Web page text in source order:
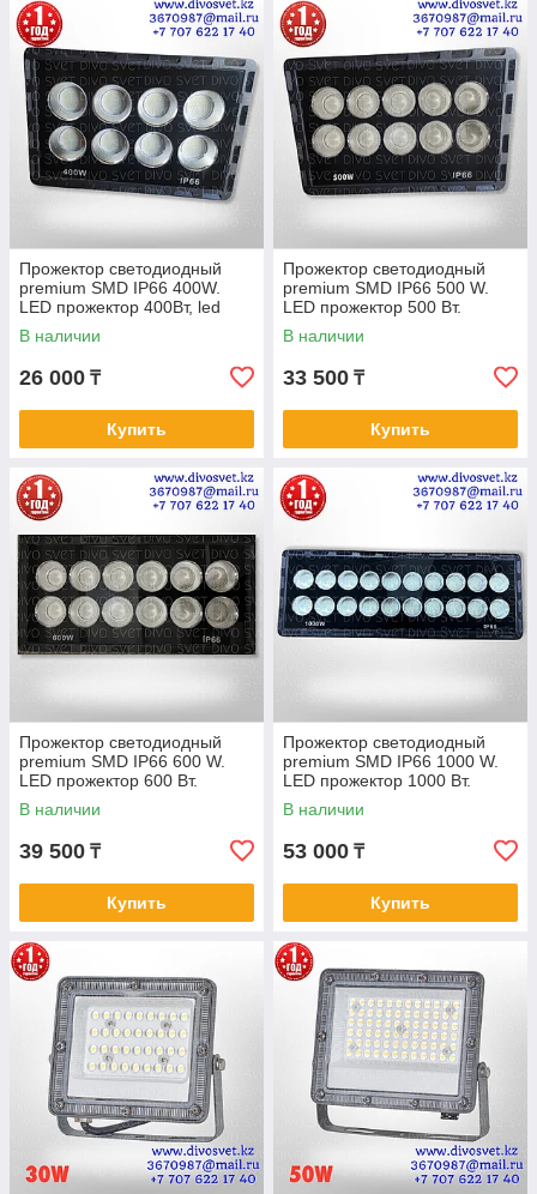
Прожектор светодиодный
premium SMD IP66 400W.
LED прожектор 400Вт, led
flood light smd FAN
В наличии
26 000 ₸
Купить
Прожектор светодиодный
premium SMD IP66 500 W.
LED прожектор 500 Вт.
Прожекторы освещения smd
FAN
В наличии
33 500 ₸
Купить
Прожектор светодиодный
premium SMD IP66 600 W.
LED прожектор 600 Вт.
Прожекторы освещения
600w FAN
В наличии
39 500 ₸
Купить
Прожектор светодиодный
premium SMD IP66 1000 W.
LED прожектор 1000 Вт.
Прожекторы освещения
1000w FAN
В наличии
53 000 ₸
Купить